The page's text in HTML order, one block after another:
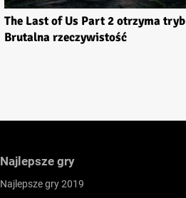
The Last of Us Part 2 otrzyma tryb
Brutalna rzeczywistość
Najlepsze gry
Najlepsze gry 2019